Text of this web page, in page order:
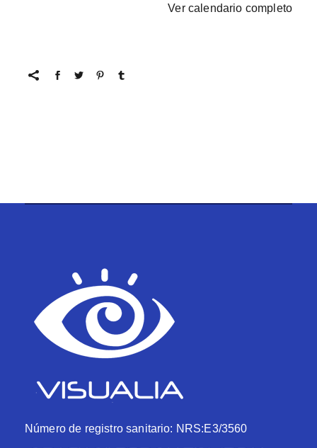
Ver calendario completo
Número de registro sanitario: NRS:E3/3560